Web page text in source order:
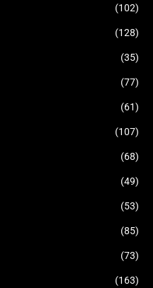
(102)
(128)
(35)
(77)
(61)
(107)
(68)
(49)
(53)
(85)
(73)
(163)